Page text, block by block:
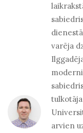
varēja
arvien